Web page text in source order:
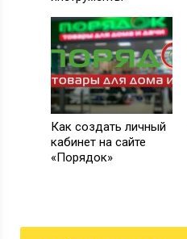
Как создать личный
кабинет на сайте
«Порядок»